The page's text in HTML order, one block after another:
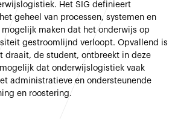
Het SIG definieert
geheel van processen, systemen en
maken dat het onderwijs op
gestroomlijnd verloopt. Opvallend is
draait, de student, ontbreekt in deze
dat onderwijslogistiek vaak
administratieve en ondersteunende
en roostering.